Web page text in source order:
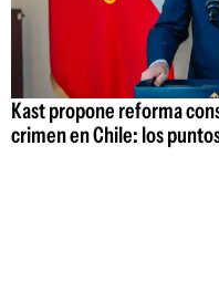
Kast propone reforma
crimen en Chile: los